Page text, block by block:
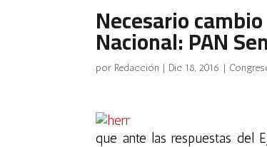
Necesario
Nacional: PAN
por Redacción | Dic 18, 2016 |
que ante las respuestas del